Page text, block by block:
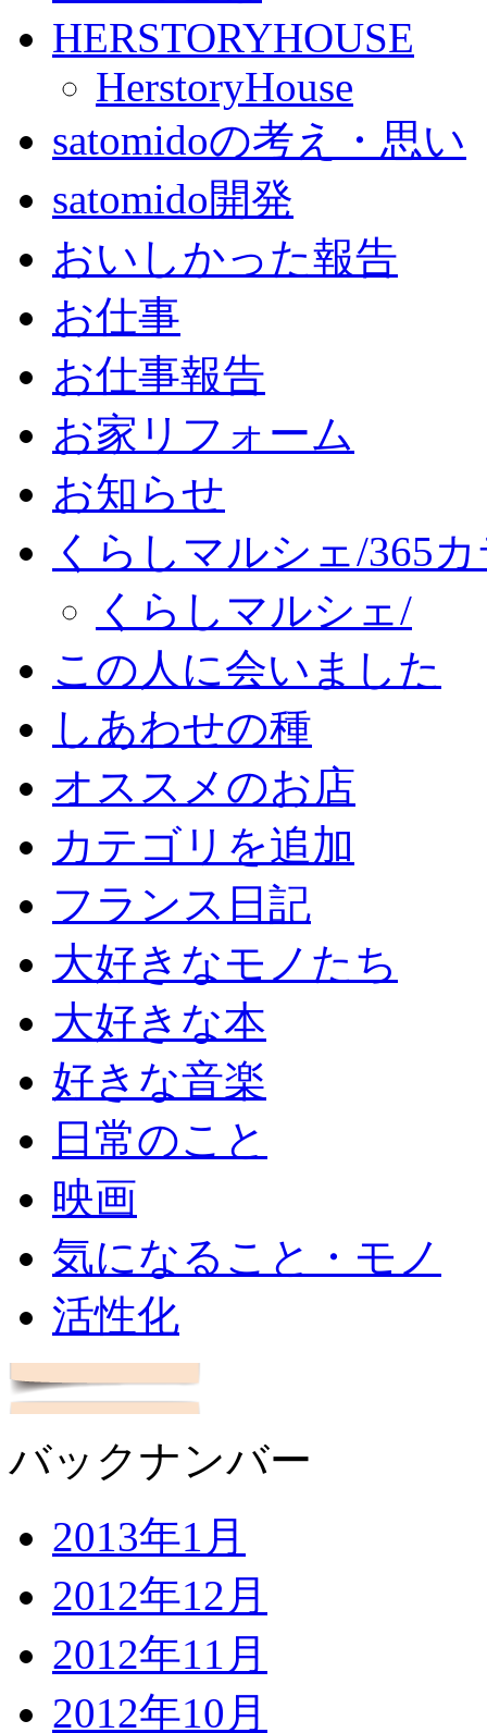
HERSTORYHOUSE
HerstoryHouse
satomidoの考え・思い
satomido開発
おいしかった報告
お仕事
お仕事報告
お家リフォーム
お知らせ
くらしマルシェ/365
くらしマルシェ/
この人に会いました
しあわせの種
オススメのお店
カテゴリを追加
フランス日記
大好きなモノたち
大好きな本
好きな音楽
日常のこと
映画
気になること・モノ
活性化
バックナンバー
2013年1月
2012年12月
2012年11月
2012年10月